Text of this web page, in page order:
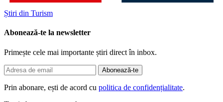
Știri din Turism
Abonează-te la newsletter
Primește cele mai importante știri direct în inbox.
Abonează-te
Prin abonare, ești de acord cu politica de confidențialitate.